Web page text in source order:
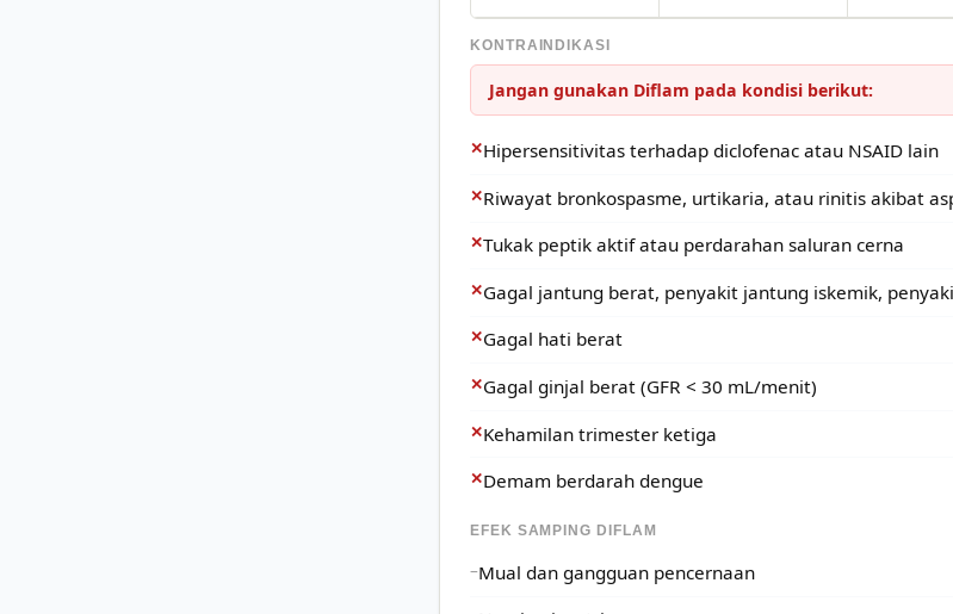
KONTRAINDIKASI
Jangan gunakan Diflam pada kondisi berikut:
✕Hipersensitivitas terhadap diclofenac atau NSAID lain
✕Riwayat bronkospasme, urtikaria, atau rinitis akibat
✕Tukak peptik aktif atau perdarahan saluran cerna
✕Gagal jantung berat, penyakit jantung iskemik,
✕Gagal hati berat
✕Gagal ginjal berat (GFR < 30 mL/menit)
✕Kehamilan trimester ketiga
✕Demam berdarah dengue
EFEK SAMPING DIFLAM
Mual dan gangguan pencernaan